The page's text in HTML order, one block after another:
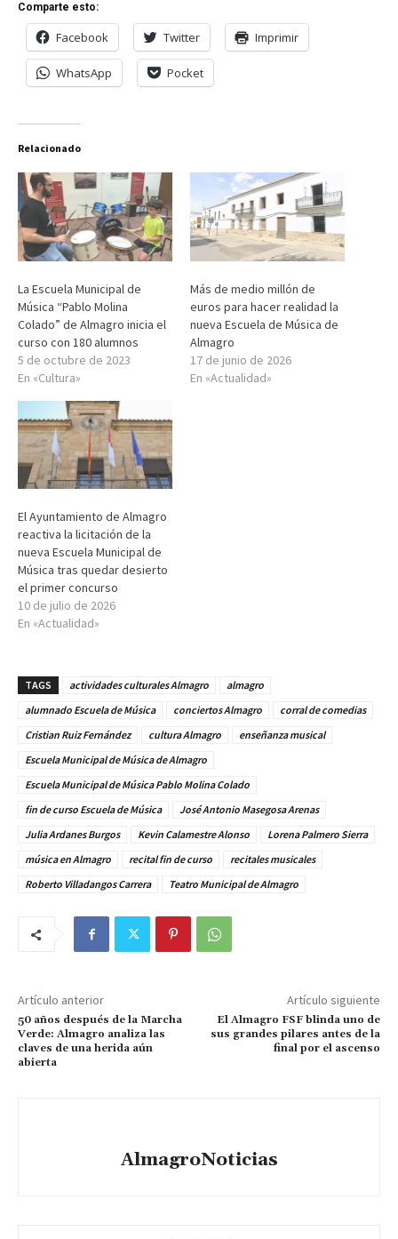
Comparte esto:
Facebook Twitter Imprimir
WhatsApp Pocket
Relacionado
La Escuela Municipal de
Música “Pablo Molina
Colado” de Almagro inicia el
curso con 180 alumnos
5 de octubre de 2023
En «Cultura»
Más de medio millón de
euros para hacer realidad la
nueva Escuela de Música de
Almagro
17 de junio de 2026
En «Actualidad»
El Ayuntamiento de Almagro
reactiva la licitación de la
nueva Escuela Municipal de
Música tras quedar desierto
el primer concurso
10 de julio de 2026
En «Actualidad»
TAGS actividades culturales Almagro
almagro
alumnado Escuela de Música
conciertos Almagro
corral de comedias
Cristian Ruiz Fernández
cultura Almagro
enseñanza musical
Escuela Municipal de Música de Almagro
Escuela Municipal de Música Pablo Molina Colado
fin de curso Escuela de Música
José Antonio Masegosa Arenas
Julia Ardanes Burgos
Kevin Calamestre Alonso
Lorena Palmero Sierra
música en Almagro
recital fin de curso
recitales musicales
Roberto Villadangos Carrera
Teatro Municipal de Almagro
Artículo anterior
50 años después de la Marcha
Verde: Almagro analiza las
claves de una herida aún
abierta
Artículo siguiente
El Almagro FSF blinda uno de
sus grandes pilares antes de la
final por el ascenso
AlmagroNoticias